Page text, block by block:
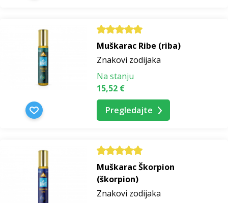
Muškarac Ribe (riba)
Znakovi zodijaka
Na stanju
15,52 €
Pregledajte
Muškarac Škorpion
(škorpion)
Znakovi zodijaka